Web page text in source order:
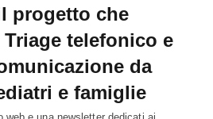
progetto che
telefonico e
da
e famiglie